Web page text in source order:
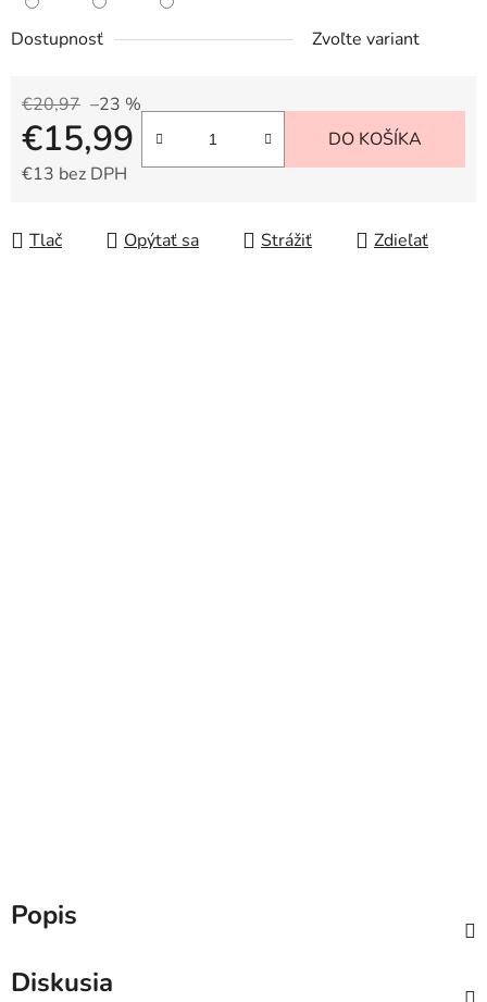
Dostupnosť Zvoľte variant
€20,97 –23 %
€15,99
€13 bez DPH
DO KOŠÍKA
Tlač Opýtať sa Strážiť Zdieľať
Popis
Diskusia